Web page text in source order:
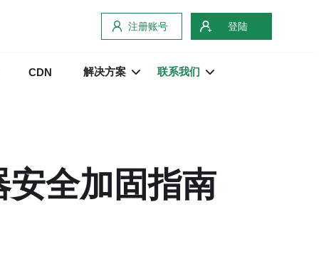
注册账号 登陆
CDN 解决方案 联系我们
全加固指南